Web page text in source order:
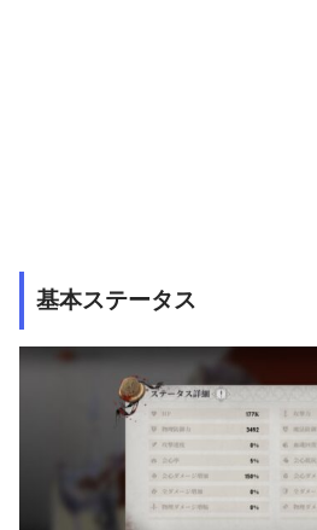
基本ステータス